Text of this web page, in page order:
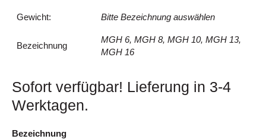
Gewicht: Bitte Bezeichnung auswählen
Bezeichnung
MGH 6, MGH 8, MGH 10, MGH 13,
MGH 16
Sofort verfügbar! Lieferung in 3-4
Werktagen.
Bezeichnung